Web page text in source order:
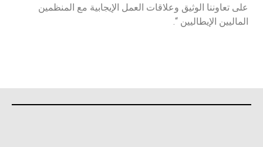
على تعاوننا الوثيق وعلاقات العمل الإيجابية مع المنظمين
الماليين الإيطاليين “.